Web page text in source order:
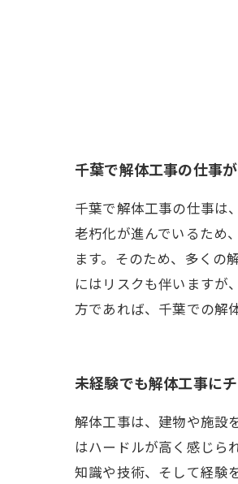
千葉で解体工事の仕事
千葉で解体工事の仕事は
老朽化が進んでいるため
ます。そのため、多くの
にはリスクも伴いますが
方であれば、千葉での解
未経験でも解体工事に
解体工事は、建物や施設
はハードルが高く感じら
知識や技術、そして経験